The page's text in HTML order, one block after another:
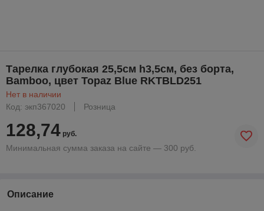
Тарелка глубокая 25,5см h3,5см, без борта,
Bamboo, цвет Topaz Blue RKTBLD251
Нет в наличии
Код: экп367020
Розница
128,74 руб.
Минимальная сумма заказа на сайте — 300 руб.
Описание